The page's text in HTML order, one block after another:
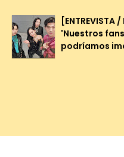
[ENTREVISTA
'Nuestros
podríamos